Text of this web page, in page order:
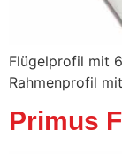
Flügelprofil mit
Rahmenprofil
Primus